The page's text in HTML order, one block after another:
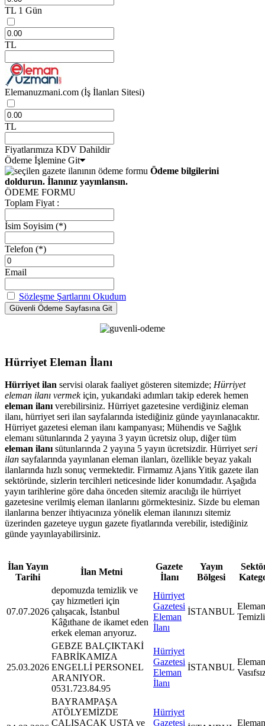
TL 1 Gün
TL
Elemanuzmani.com (İş İlanları Sitesi)
TL
Fiyatlarımıza KDV Dahildir
Ödeme İşlemine Git
Ödeme bilgilerini
doldurun. İlanınız yayınlansın.
ÖDEME FORMU
Toplam Fiyat :
İsim Soyisim (*)
Telefon (*)
Email
Sözleşme Şartlarını Okudum
Hürriyet Eleman İlanı
Hürriyet ilan servisi olarak faaliyet gösteren sitemizde; Hürriyet
eleman ilanı vermekiçin, yukarıdaki adımları takip ederek hemen
eleman ilanı verebilirsiniz. Hürriyet gazetesine verdiğiniz eleman
ilanı, hürriyet seri ilan sayfalarında istediğiniz günde yayınlanacaktır.
Hürriyet gazetesi eleman ilanı kampanyası; Mühendis ve Sağlık
elemanı sütunlarında 2 yayına 3 yayın ücretsiz olup, diğer tüm
eleman ilanı sütunlarında 2 yayına 5 yayın ücretsizdir. Hürriyet seri
ilan sayfalarında yayınlanan eleman ilanları, özellikle beyaz yakalı
ilanlarında hızlı sonuç vermektedir. Firmamız Ajans Yitik gazete ilan
sektöründe, sizlerin tercihleri neticesinde lider konumdadır. Aşağıda
yayın tarihlerine göre daha önceden sitemiz aracılığı ile hürriyet
gazetesine verilmiş eleman ilanlarını görmektesiniz. Sizde bu eleman
ilanlarına benzer ihtiyacınıza yönelik eleman ilanınızı sitemiz
üzerinden gazeteye uygun gazete fiyatlarında verebilir, istediğiniz
günde yayınlayabilirsiniz.
İlan Yayın
Tarihi
İlan Metni
Gazete
İlanı
Yayın
Bölgesi
07.07.2026
depomuzda temizlik ve
çay hizmetleri için
çalışacak, İstanbul
Kâğıthane de ikamet eden
erkek eleman arıyoruz.
Hürriyet
Gazetesi
Eleman
İlanı
İSTANBUL
25.03.2026
GEBZE BALÇIKTAKİ
FABRİKAMIZA
ENGELLİ PERSONEL
ARANIYOR.
0531.723.84.95
Hürriyet
Gazetesi
Eleman
İlanı
İSTANBUL
BAYRAMPAŞA
ATÖLYEMİZDE
ÇALIŞACAK USTA ve
Hürriyet
Gazetesi